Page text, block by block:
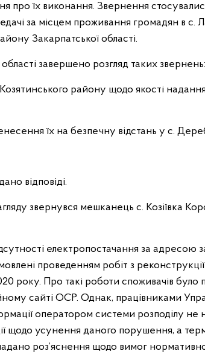
про їх виконання. Звернення
за місцем проживання громадян в с.
Закарпатської області.
завершено розгляд таких звернень:
району щодо якості
їх на безпечну відстань у с.
відповіді.
звернувся мешканець с. Козіївка
електропостачання за адресою
проведенням робіт з
року. Про такі роботи споживачів було
сайті ОСР. Однак, працівниками
оператором системи розподілу не
щодо усунення даного порушення, а
роз’яснення щодо вимог